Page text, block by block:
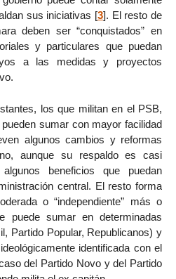
sus iniciativas [3]. El resto de
deben ser “conquistados” en
y particulares que puedan
a las medidas y proyectos
los que militan en el PSB,
pueden sumar con mayor facilidad
algunos cambios y reformas
aunque su respaldo es casi
beneficios que puedan
central. El resto forma
o “independiente” más o
puede sumar en determinadas
Partido Popular, Republicanos) y
identificada con el
del Partido Novo y del Partido